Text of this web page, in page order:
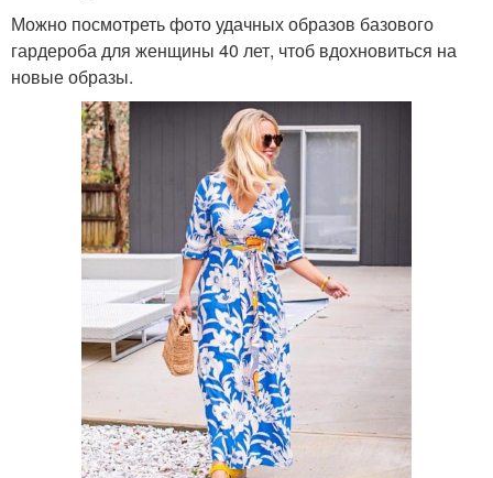
Можно посмотреть фото удачных образов базового
гардероба для женщины 40 лет, чтоб вдохновиться на
новые образы.